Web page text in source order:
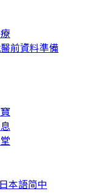
前資料準備
日本語简中